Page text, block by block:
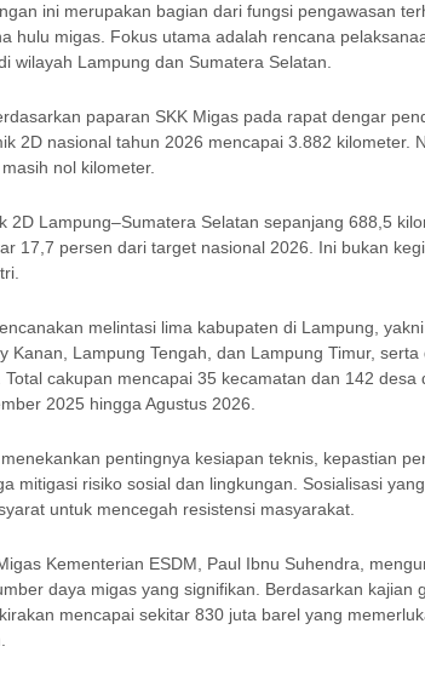
ini merupakan bagian dari fungsi pengawasan
hulu migas. Fokus utama adalah rencana
wilayah Lampung dan Sumatera Selatan.
paparan SKK Migas pada rapat dengar
2D nasional tahun 2026 mencapai 3.882 kilometer.
nol kilometer.
2D Lampung–Sumatera Selatan sepanjang 688,5
17,7 persen dari target nasional 2026. Ini bukan
melintasi lima kabupaten di Lampung,
Kanan, Lampung Tengah, dan Lampung Timur,
Total cakupan mencapai 35 kecamatan dan 142 desa
2025 hingga Agustus 2026.
pentingnya kesiapan teknis, kepastian
mitigasi risiko sosial dan lingkungan. Sosialisasi
untuk mencegah resistensi masyarakat.
Kementerian ESDM, Paul Ibnu Suhendra,
daya migas yang signifikan. Berdasarkan kajian
mencapai sekitar 830 juta barel yang